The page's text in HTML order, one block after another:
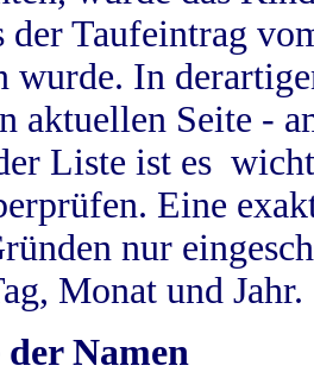
der Taufeintrag
wurde. In
aktuellen Seite -
Liste ist es
Eine
nur
Monat und Jahr.
der Namen